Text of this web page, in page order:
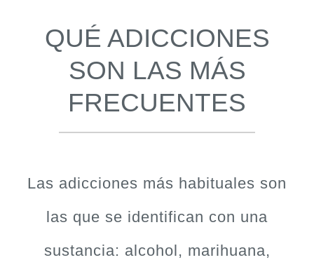
QUÉ ADICCIONES
SON LAS MÁS
FRECUENTES
Las adicciones más habituales son
las que se identifican con una
sustancia: alcohol, marihuana,